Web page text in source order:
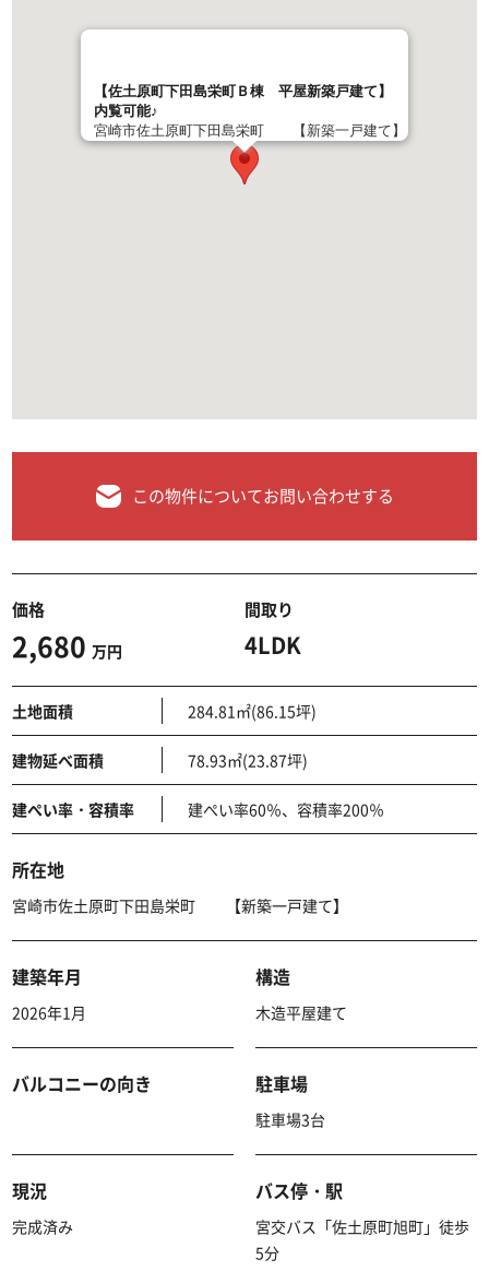
【佐土原町下田島栄町Ｂ棟 平屋新築戸建て】
内覧可能♪
宮崎市佐土原町下田島栄町 【新築一戸建て】
この物件についてお問い合わせする
価格
2,680 万円
間取り
4LDK
土地面積 284.81㎡(86.15坪)
建物延べ面積 78.93㎡(23.87坪)
建ぺい率・容積率 建ぺい率60％、容積率200％
所在地
宮崎市佐土原町下田島栄町 【新築一戸建て】
建築年月
2026年1月
構造
木造平屋建て
バルコニーの向き 駐車場
駐車場3台
現況
完成済み
バス停・駅
宮交バス「佐土原町旭町」徒歩
5分